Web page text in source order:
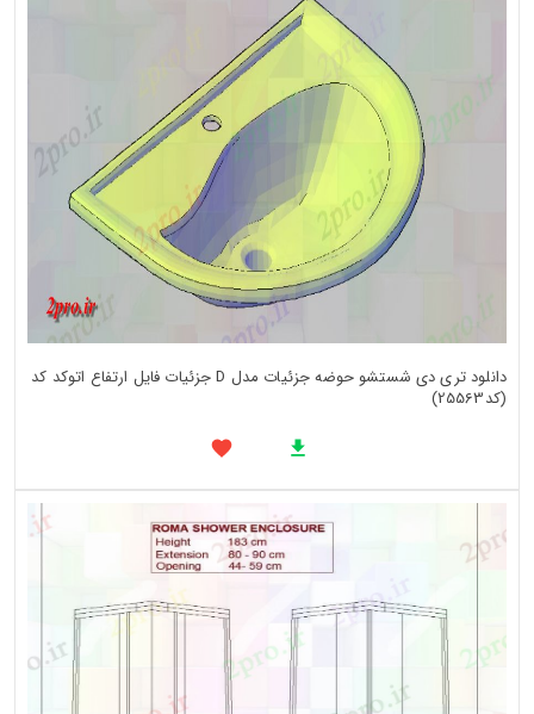
دانلود تری دی شستشو حوضه جزئیات مدل D جزئیات فایل ارتفاع اتوکد کد
(کد25563)